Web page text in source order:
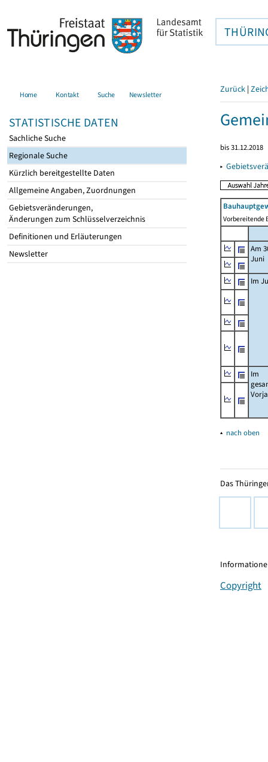
Home Kontakt Suche Newsletter
STATISTISCHE DATEN
Sachliche Suche
Regionale Suche
Kürzlich bereitgestellte Daten
Allgemeine Angaben, Zuordnungen
Gebietsveränderungen,
Änderungen zum Schlüsselverzeichnis
Definitionen und Erläuterungen
Newsletter
Zurück |
bis 31.12.2018
▸
Vorbereitende
Am
Juni
Im
Im
▴ nach oben
Das
Copyright